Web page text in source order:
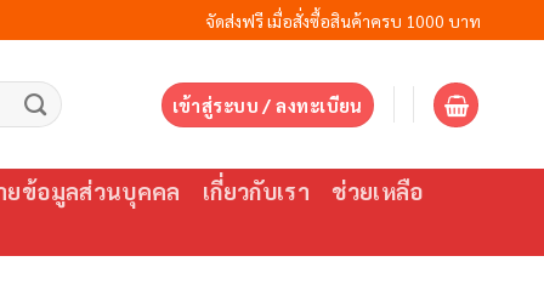
จัดส่งฟรี เมื่อสั่งซื้อสินค้าครบ 1000 บาท
เข้าสู่ระบบ / ลงทะเบียน
ยข้อมูลส่วนบุคคล เกี่ยวกับเรา ช่วยเหลือ